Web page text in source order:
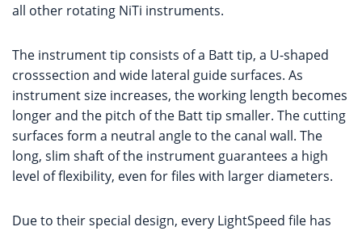
all other rotating NiTi instruments.
The instrument tip consists of a Batt tip, a U-shaped
crosssection and wide lateral guide surfaces. As
instrument size increases, the working length becomes
longer and the pitch of the Batt tip smaller. The cutting
surfaces form a neutral angle to the canal wall. The
long, slim shaft of the instrument guarantees a high
level of flexibility, even for files with larger diameters.
Due to their special design, every LightSpeed file has